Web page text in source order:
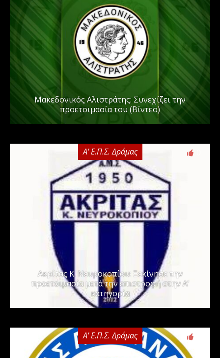
Μακεδονικός Αλιστράτης: Συνεχίζει την
προετοιμασία του (Βίντεο)
Α' Ε.Π.Σ. Δράμας
Ακρίτας Κ. Νευροκοπίου: Ξεκίνησε την
προετοιμασία μετά την επιστροφή στην Α’
κατηγορία
Α' Ε.Π.Σ. Δράμας